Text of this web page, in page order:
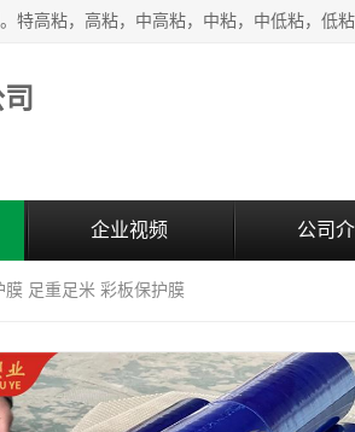
企业视频 公司
膜 足重足米 彩板保护膜